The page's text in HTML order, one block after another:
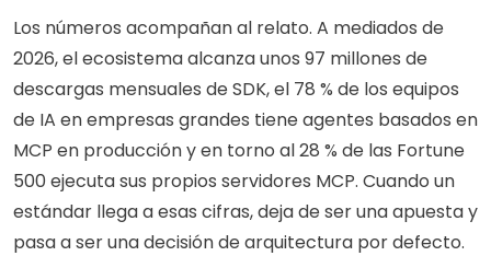
Los números acompañan al relato. A mediados de
2026, el ecosistema alcanza unos 97 millones de
descargas mensuales de SDK, el 78 % de los equipos
de IA en empresas grandes tiene agentes basados en
MCP en producción y en torno al 28 % de las Fortune
500 ejecuta sus propios servidores MCP. Cuando un
estándar llega a esas cifras, deja de ser una apuesta y
pasa a ser una decisión de arquitectura por defecto.